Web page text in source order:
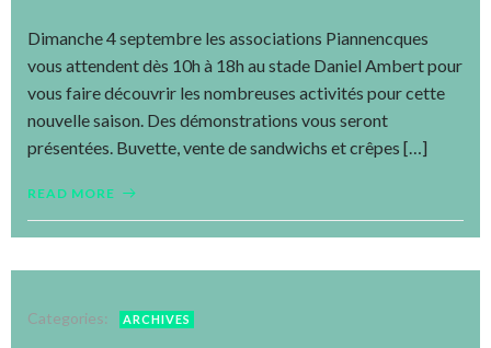
Dimanche 4 septembre les associations Piannencques
vous attendent dès 10h à 18h au stade Daniel Ambert pour
vous faire découvrir les nombreuses activités pour cette
nouvelle saison. Des démonstrations vous seront
présentées. Buvette, vente de sandwichs et crêpes […]
READ MORE
Categories: ARCHIVES